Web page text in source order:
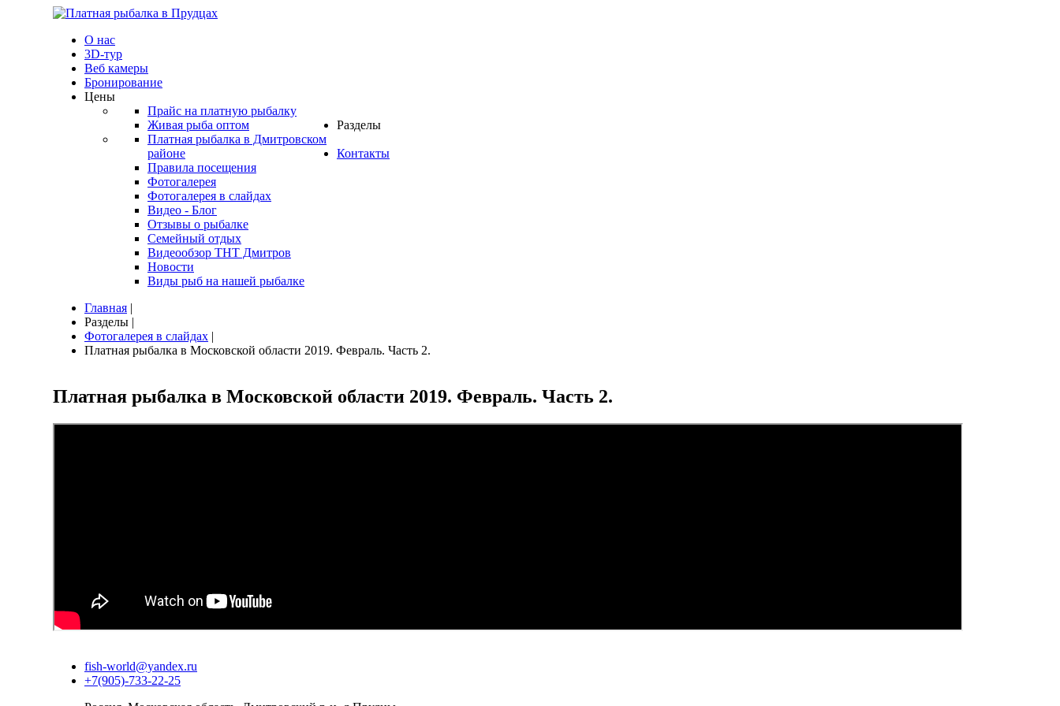
О нас
3D-тур
Веб камеры
Бронирование
Цены
Прайс на платную рыбалку
Живая рыба оптом
Разделы
Платная рыбалка в Дмитровском
районе
Правила посещения
Фотогалерея
Фотогалерея в слайдах
Видео - Блог
Отзывы о рыбалке
Семейный отдых
Видеообзор ТНТ Дмитров
Новости
Виды рыб на нашей рыбалке
Контакты
Главная |
Разделы |
Фотогалерея в слайдах |
Платная рыбалка в Московской области 2019. Февраль. Часть 2.
Платная рыбалка в Московской области 2019. Февраль. Часть 2.
fish-world@yandex.ru
+7(905)-733-22-25